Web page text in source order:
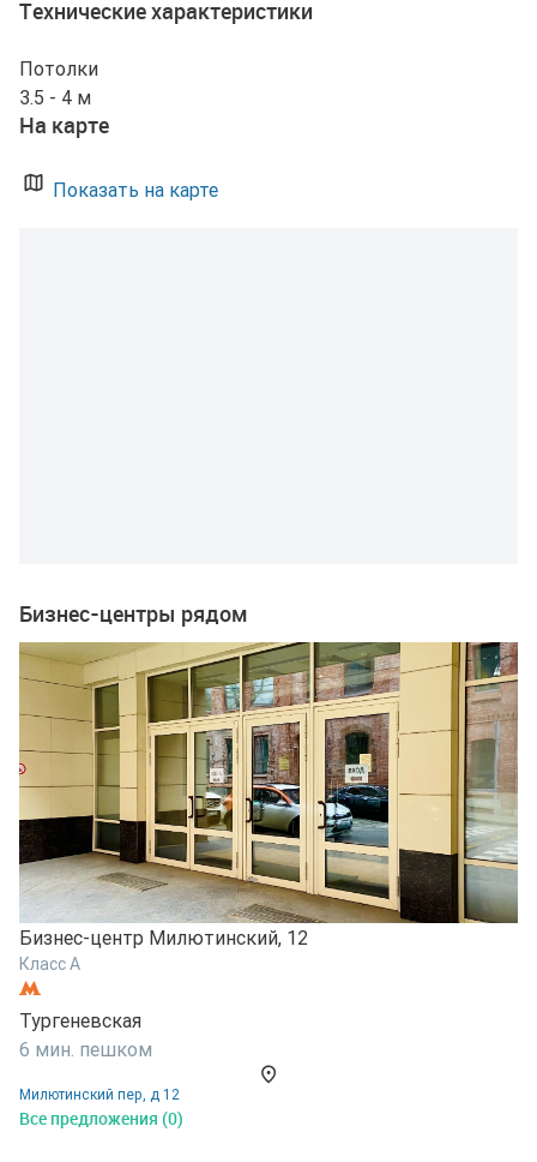
Технические характеристики
Потолки
3.5 - 4 м
На карте
Показать на карте
Бизнес-центры рядом
Бизнес-центр Милютинский, 12
Класс A
Тургеневская
6 мин. пешком
Милютинский пер, д 12
Все предложения (0)